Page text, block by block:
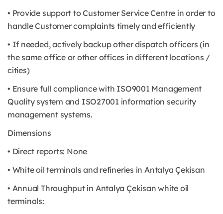
• Provide support to Customer Service Centre in order to
handle Customer complaints timely and efficiently
• If needed, actively backup other dispatch officers (in
the same office or other offices in different locations /
cities)
• Ensure full compliance with ISO9001 Management
Quality system and ISO27001 information security
management systems.
Dimensions
• Direct reports: None
• White oil terminals and refineries in Antalya Çekisan
• Annual Throughput in Antalya Çekisan white oil
terminals: